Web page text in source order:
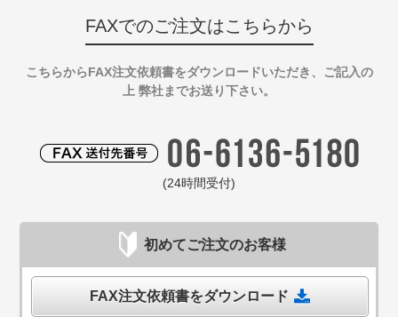
FAXでのご注文はこちらから
こちらからFAX注文依頼書をダウンロードいただき、ご記入の
上 弊社までお送り下さい。
(24時間受付)
初めてご注文のお客様
FAX注文依頼書をダウンロード